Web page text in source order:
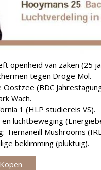
openheid van zaken (25
tegen Droge Mol.
Oostzee (BDC
Wach.
1 (HLP studiereis VS).
luchtbeweging
Tiernaneill Mushrooms
beklimming (pluktuig).
Kopen